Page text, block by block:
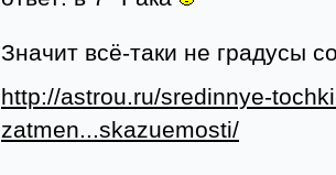
Значит всё-таки не градусы
http://astrou.ru/sredinnye-
zatmen...skazuemosti/